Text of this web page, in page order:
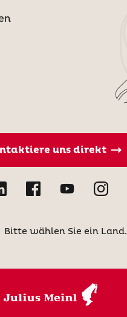
uns direkt
Bitte wählen Sie ein Land.